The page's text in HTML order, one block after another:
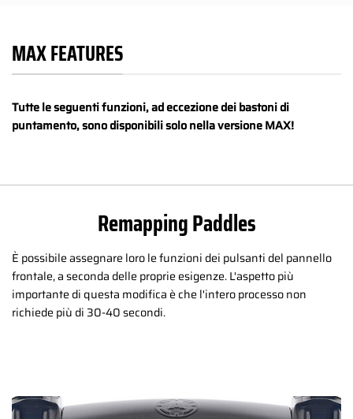
MAX FEATURES
Tutte le seguenti funzioni, ad eccezione dei bastoni di
puntamento, sono disponibili solo nella versione MAX!
Remapping Paddles
È possibile assegnare loro le funzioni dei pulsanti del pannello
frontale, a seconda delle proprie esigenze. L'aspetto più
importante di questa modifica è che l'intero processo non
richiede più di 30-40 secondi.